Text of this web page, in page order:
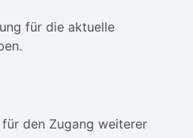
für die aktuelle
für den Zugang weiterer